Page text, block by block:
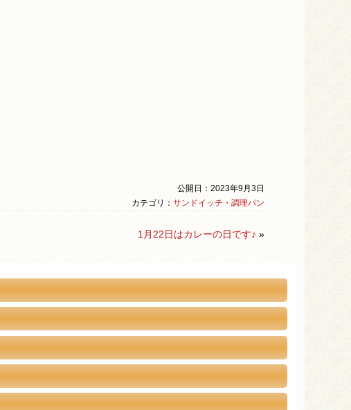
公開日：2023年9月3日
カテゴリ：サンドイッチ・調理パン
1月22日はカレーの日です♪ »